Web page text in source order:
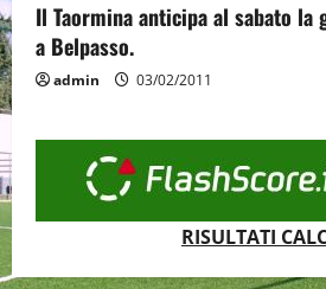
Il Taormina anticipa al sabato la
a Belpasso.
admin 03/02/2011
RISULTATI